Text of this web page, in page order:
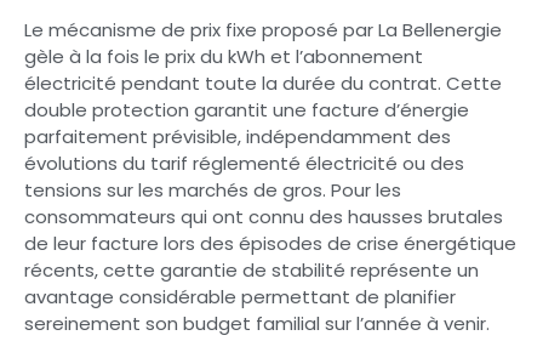
Le mécanisme de prix fixe proposé par La Bellenergie
gèle à la fois le prix du kWh et l’abonnement
électricité pendant toute la durée du contrat. Cette
double protection garantit une facture d’énergie
parfaitement prévisible, indépendamment des
évolutions du tarif réglementé électricité ou des
tensions sur les marchés de gros. Pour les
consommateurs qui ont connu des hausses brutales
de leur facture lors des épisodes de crise énergétique
récents, cette garantie de stabilité représente un
avantage considérable permettant de planifier
sereinement son budget familial sur l’année à venir.